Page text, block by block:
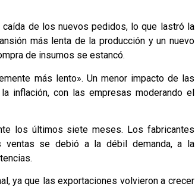
de los nuevos pedidos, lo que lastró la
más lenta de la producción y un nuevo
de insumos se estancó.
más lento». Un menor impacto de las
inflación, con las empresas moderando el
los últimos siete meses. Los fabricantes
ventas se debió a la débil demanda, a la
ya que las exportaciones volvieron a crecer